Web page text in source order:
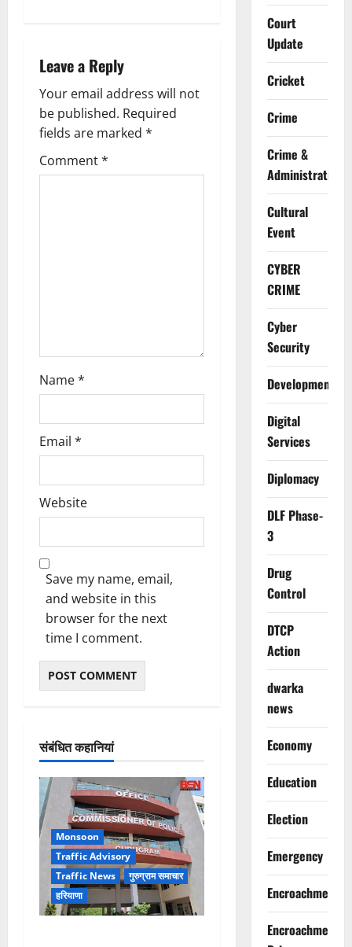
v
i
g
a
Leave a Reply
Your email address will not
be published. Required
fields are marked *
Comment*
Name*
Email *
Website
Save my name, email,
and website in this
browser for the next
time I comment.
संबंधित कहानियां
Monsoon
Traffic Advisory
Traffic News
गुरुग्राम समाचार
हरियाणा
Court
Update
Cricket
Crime
Crime &
Administration
Cultural
Event
CYBER
CRIME
Cyber
Security
Development
Digital
Services
Diplomacy
DLF Phase-
3
Drug
Control
DTCP
Action
dwarka
news
Economy
Education
Election
Emergency
Encroachment
Encroachment